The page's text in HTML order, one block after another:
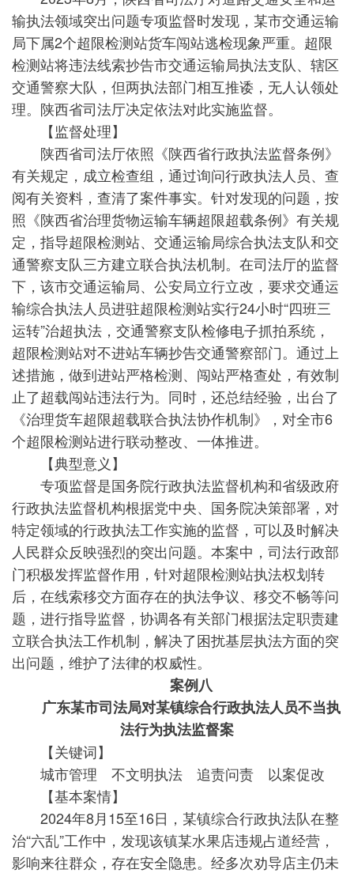
输执法领域突出问题专项监督时发现，某市交通运输
局下属2个超限检测站货车闯站逃检现象严重。超限
检测站将违法线索抄告市交通运输局执法支队、辖区
交通警察大队，但两执法部门相互推诿，无人认领处
理。陕西省司法厅决定依法对此实施监督。
【监督处理】
陕西省司法厅依照《陕西省行政执法监督条例》
有关规定，成立检查组，通过询问行政执法人员、查
阅有关资料，查清了案件事实。针对发现的问题，按
照《陕西省治理货物运输车辆超限超载条例》有关规
定，指导超限检测站、交通运输局综合执法支队和交
通警察支队三方建立联合执法机制。在司法厅的监督
下，该市交通运输局、公安局立行立改，要求交通运
输综合执法人员进驻超限检测站实行24小时“四班三
运转”治超执法，交通警察支队检修电子抓拍系统，
超限检测站对不进站车辆抄告交通警察部门。通过上
述措施，做到进站严格检测、闯站严格查处，有效制
止了超载闯站违法行为。同时，还总结经验，出台了
《治理货车超限超载联合执法协作机制》，对全市6
个超限检测站进行联动整改、一体推进。
【典型意义】
专项监督是国务院行政执法监督机构和省级政府
行政执法监督机构根据党中央、国务院决策部署，对
特定领域的行政执法工作实施的监督，可以及时解决
人民群众反映强烈的突出问题。本案中，司法行政部
门积极发挥监督作用，针对超限检测站执法权划转
后，在线索移交方面存在的执法争议、移交不畅等问
题，进行指导监督，协调各有关部门根据法定职责建
立联合执法工作机制，解决了困扰基层执法方面的突
出问题，维护了法律的权威性。
案例八
广东某市司法局对某镇综合行政执法人员不当执
法行为执法监督案
【关键词】
城市管理 不文明执法 追责问责 以案促改
【基本案情】
2024年8月15至16日，某镇综合行政执法队在整
治“六乱”工作中，发现该镇某水果店违规占道经营，
影响来往群众，存在安全隐患。经多次劝导店主仍未